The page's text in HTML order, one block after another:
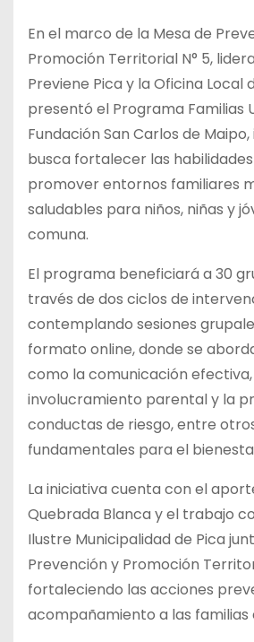
En el marco de la Mesa de
Promoción Territorial N° 5,
Previene Pica y la Oficina Local
presentó el Programa Familias
Fundación San Carlos de
busca fortalecer las
promover entornos familiares
saludables para niños, niñas y
comuna.
El programa beneficiará a 30
través de dos ciclos de
contemplando sesiones
formato online, donde se
como la comunicación
involucramiento parental y la
conductas de riesgo, entre
fundamentales para el
La iniciativa cuenta con el
Quebrada Blanca y el trabajo
Ilustre Municipalidad de Pica
Prevención y Promoción
fortaleciendo las acciones
acompañamiento a las familias